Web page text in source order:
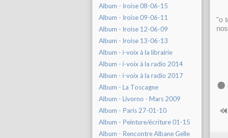
Album - Iroise 08-06-15
Album - Iroise 09-06-11
Album - Iroise 12-06-09
Album - Iroise 13-06-13
Album - i-voix à la librairie
Album - i-voix à la radio 2014
Album - i-voix à la radio 2017
Album - La Toscagne
Album - Livorno - Mars 2009
Album - Paris 27-01-10
Album - Peinture/écriture 01-15
Album - Rencontre Albane Gelle
"o